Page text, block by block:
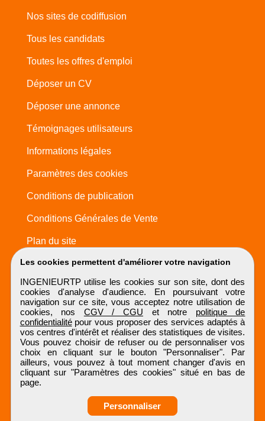
Les cookies permettent d'améliorer votre navigation
INGENIEURTP utilise les cookies sur son site, dont des
cookies d'analyse d'audience. En poursuivant votre
navigation sur ce site, vous acceptez notre utilisation de
cookies, nos CGV / CGU et notre politique de
confidentialitépour vous proposer des services adaptés à
vos centres d'intérêt et réaliser des statistiques de visites.
Vous pouvez choisir de refuser ou de personnaliser vos
choix en cliquant sur le bouton "Personnaliser". Par
ailleurs, vous pouvez à tout moment changer d'avis en
cliquant sur "Paramètres des cookies" situé en bas de
page.
Personnaliser
Nos sites de codiffusion
Tous les candidats
Toutes les offres d'emploi
Déposer un CV
Déposer une annonce
Témoignages utilisateurs
Informations légales
Paramètres des cookies
Conditions de publication
Conditions Générales de Vente
Plan du site